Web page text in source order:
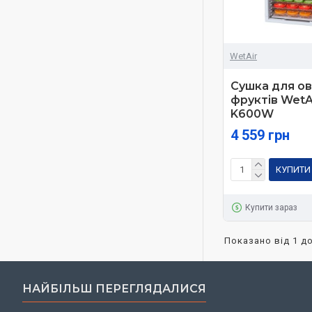
WetAir
Сушка для
фруктів
K600W
4 559 грн
КУПИТИ
Купити зараз
Показано від 1
НАЙБІЛЬШ ПЕРЕГЛЯДАЛИСЯ